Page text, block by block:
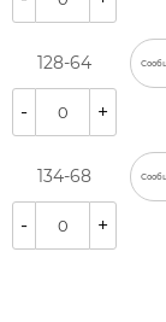
128-64
- +
134-68
- +